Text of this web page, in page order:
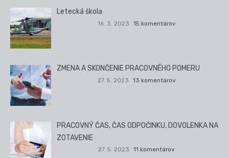
Letecká škola
16. 3. 2023 15 komentárov
ZMENA A SKONČENIE PRACOVNÉHO POMERU
27. 5. 2023 13 komentárov
PRACOVNÝ ČAS, ČAS ODPOČINKU, DOVOLENKA NA
ZOTAVENIE
27. 5. 2023 11 komentárov